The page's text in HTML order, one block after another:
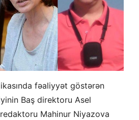
fəaliyyət göstərən
Baş direktoru Asel
Mahinur Niyazova